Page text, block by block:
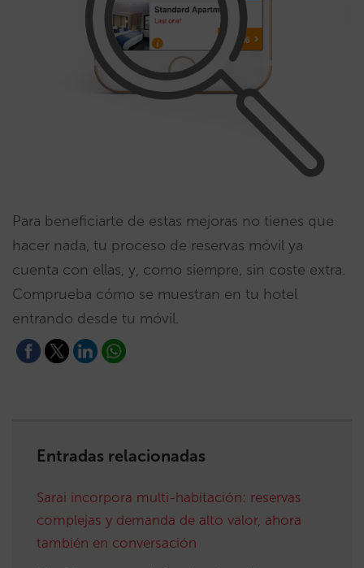
Para beneficiarte de estas mejoras no tienes que
hacer nada, tu proceso de reservas móvil ya
cuenta con ellas, y, como siempre, sin coste extra.
Comprueba cómo se muestran en tu hotel
entrando desde tu móvil.
Entradas relacionadas
Sarai incorpora multi-habitación: reservas
complejas y demanda de alto valor, ahora
también en conversación